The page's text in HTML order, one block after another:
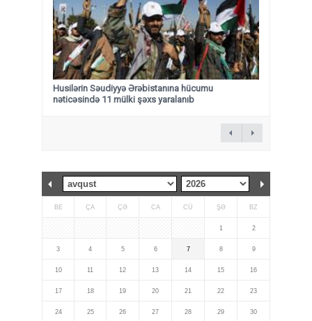
Husilərin Səudiyyə Ərəbistanına hücumu
nəticəsində 11 mülki şəxs yaralanıb
BE ÇA ÇƏ CA CÜ ŞƏ BZ
1 2
3 4 5 6 7 8 9
10 11 12 13 14 15 16
17 18 19 20 21 22 23
24 25 26 27 28 29 30